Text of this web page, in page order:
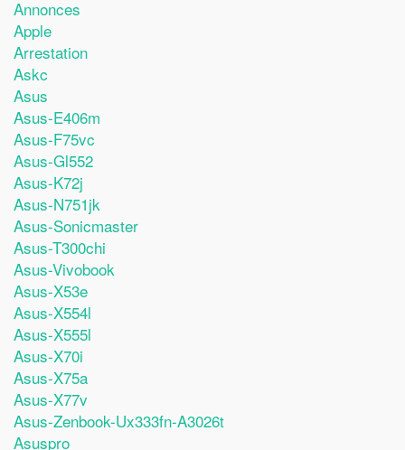
Annonces
Apple
Arrestation
Askc
Asus
Asus-E406m
Asus-F75vc
Asus-Gl552
Asus-K72j
Asus-N751jk
Asus-Sonicmaster
Asus-T300chi
Asus-Vivobook
Asus-X53e
Asus-X554l
Asus-X555l
Asus-X70i
Asus-X75a
Asus-X77v
Asus-Zenbook-Ux333fn-A3026t
Asuspro